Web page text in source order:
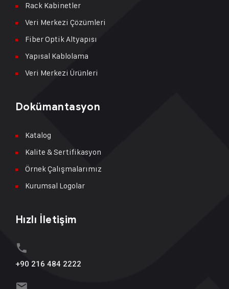
Rack Kabinetler
Veri Merkezi Çözümleri
Fiber Optik Altyapısı
Yapısal Kablolama
Veri Merkezi Ürünleri
Dokümantasyon
Katalog
Kalite & Sertifikasyon
Örnek Çalışmalarımız
Kurumsal Logolar
Hızlı İletişim
+90 216 484 2222